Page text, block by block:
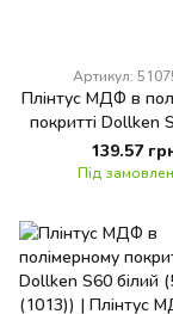
Артикул:
Плінтус МДФ в
покритті Dollken
металік
139.57
Під